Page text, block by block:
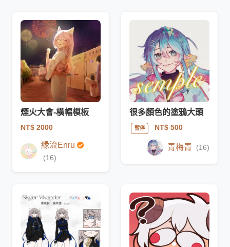
煙火大會-橫幅模板
NT$ 2000
縁流Enru
(16)
很多顏色的塗鴉大頭
暫停 NT$ 500
青梅青 (16)